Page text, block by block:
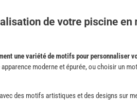
de votre piscine en
une variété de motifs pour personnaliser
moderne et épurée, ou choisir un
des motifs artistiques et des designs sur